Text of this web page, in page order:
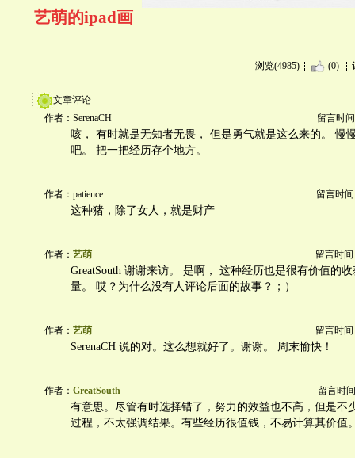
艺萌的ipad画
浏览(4985) (0)
文章评论
作者：SerenaCH
留言时
咳， 有时就是无知者无畏， 但是勇气就是这么来的。 慢
吧。 把一把经历存个地方。
作者：patience 留言时间
这种猪，除了女人，就是财产
作者： 艺萌 留言时间
GreatSouth 谢谢来访。 是啊， 这种经历也是很有价值的
量。 哎？为什么没有人评论后面的故事？；）
作者： 艺萌 留言时间
SerenaCH 说的对。这么想就好了。谢谢。 周末愉快！
作者： GreatSouth 留言时
有意思。尽管有时选择错了，努力的效益也不高，但是不
过程，不太强调结果。有些经历很值钱，不易计算其价值